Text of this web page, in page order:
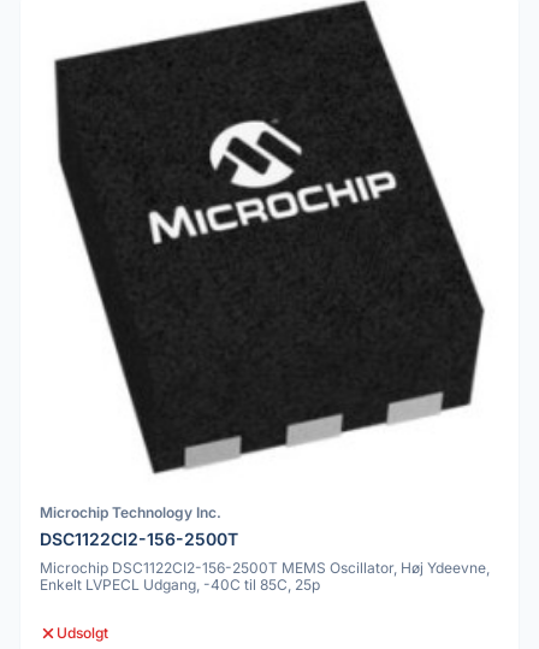
Microchip Technology Inc.
DSC1122CI2-156-2500T
Microchip DSC1122CI2-156-2500T MEMS Oscillator, Høj Ydeevne,
Enkelt LVPECL Udgang, -40C til 85C, 25p
Udsolgt